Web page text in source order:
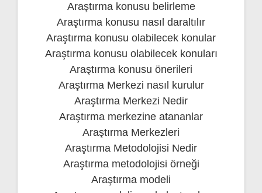
Araştırma konusu belirleme
Araştırma konusu nasıl daraltılır
Araştırma konusu olabilecek konular
Araştırma konusu olabilecek konuları
Araştırma konusu önerileri
Araştırma Merkezi nasıl kurulur
Araştırma Merkezi Nedir
Araştırma merkezine atananlar
Araştırma Merkezleri
Araştırma Metodolojisi Nedir
Araştırma metodolojisi örneği
Araştırma modeli